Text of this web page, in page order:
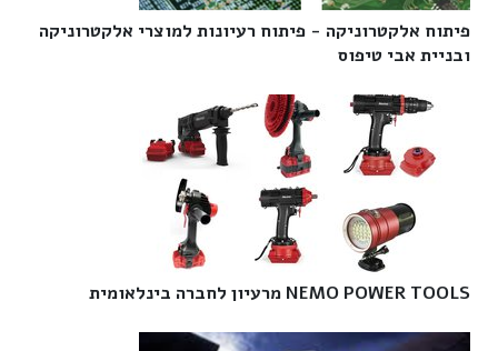
פיתוח אלקטרוניקה - פיתוח רעיונות למוצרי אלקטרוניקה
ובניית אבי טיפוס‎
NEMO POWER TOOLS מרעיון לחברה בינלאומית‎